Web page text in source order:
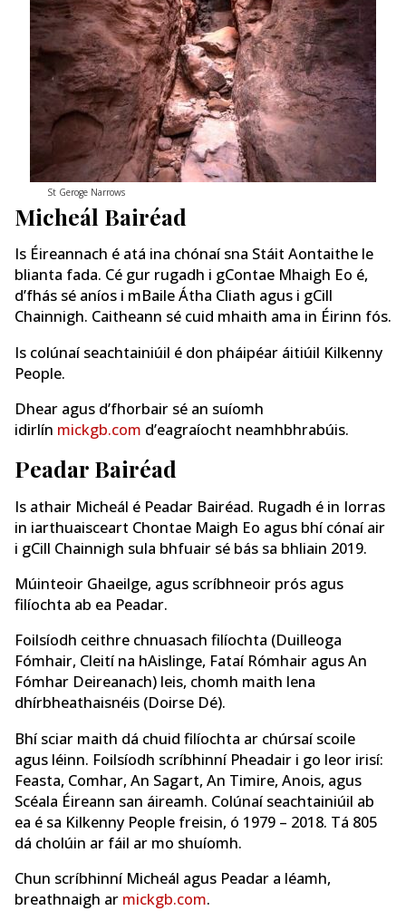
St Geroge Narrows
Micheál Bairéad
Is Éireannach é atá ina chónaí sna Stáit Aontaithe le
blianta fada. Cé gur rugadh i gContae Mhaigh Eo é,
d’fhás sé aníos i mBaile Átha Cliath agus i gCill
Chainnigh. Caitheann sé cuid mhaith ama in Éirinn fós.
Is colúnaí seachtainiúil é don pháipéar áitiúil Kilkenny
People.
Dhear agus d’fhorbair sé an suíomh
idirlín mickgb.com d’eagraíocht neamhbhrabúis.
Peadar Bairéad
Is athair Micheál é Peadar Bairéad. Rugadh é in Iorras
in iarthuaisceart Chontae Maigh Eo agus bhí cónaí air
i gCill Chainnigh sula bhfuair sé bás sa bhliain 2019.
Múinteoir Ghaeilge, agus scríbhneoir prós agus
filíochta ab ea Peadar.
Foilsíodh ceithre chnuasach filíochta (Duilleoga
Fómhair, Cleití na hAislinge, Fataí Rómhair agus An
Fómhar Deireanach) leis, chomh maith lena
dhírbheathaisnéis (Doirse Dé).
Bhí sciar maith dá chuid filíochta ar chúrsaí scoile
agus léinn. Foilsíodh scríbhinní Pheadair i go leor irisí:
Feasta, Comhar, An Sagart, An Timire, Anois, agus
Scéala Éireann san áireamh. Colúnaí seachtainiúil ab
ea é sa Kilkenny People freisin, ó 1979 – 2018. Tá 805
dá cholúin ar fáil ar mo shuíomh.
Chun scríbhinní Micheál agus Peadar a léamh,
breathnaigh ar mickgb.com.